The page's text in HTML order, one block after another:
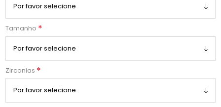
Tamanho *
Zirconias *